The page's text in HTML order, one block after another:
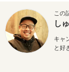
この
し
キャ
と好